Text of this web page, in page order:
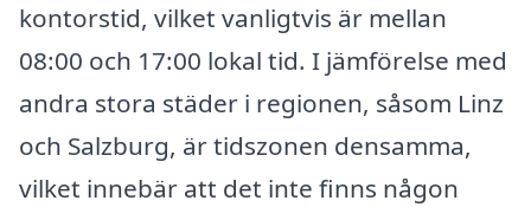
kontorstid, vilket vanligtvis är mellan
08:00 och 17:00 lokal tid. I jämförelse med
andra stora städer i regionen, såsom Linz
och Salzburg, är tidszonen densamma,
vilket innebär att det inte finns någon